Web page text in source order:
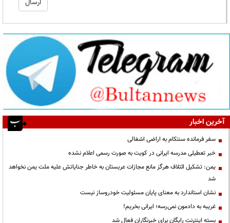
آخرین اخبار
سفر فرمانده سنتکام به اراضی اشغالی
خبر تعطیلی مدرسه ایرانی در کویت به صورت رسمی اعلام نشده
یمن: تشکیل ائتلاف هرگز مانع مجازات عربستان به خاطر جنایاتش علیه ملت یمن نخواهد
شد
نشان استاندارد به معنای پایان مسئولیت خودروساز نیست
غریبه به دادمون نمی‌رسه؛ ایرانی بخریم!
بسته اینترنت رایگان برای خبرنگاران فعال شد